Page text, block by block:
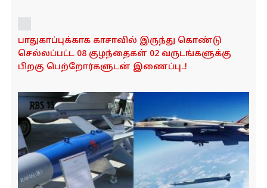
சுவையில் மறைந்திருக்கும் பாரம்பரிய கதை...!